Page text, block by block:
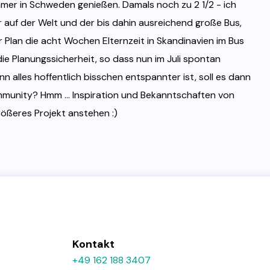
in Schweden genießen. Damals noch zu 2 1/2 - ich
der Welt und der bis dahin ausreichend große Bus,
die acht Wochen Elternzeit in Skandinavien im Bus
Planungssicherheit, so dass nun im Juli spontan
alles hoffentlich bisschen entspannter ist, soll es dann
Hmm ... Inspiration und Bekanntschaften von
Projekt anstehen :)
Kontakt
+49 162 188 3407